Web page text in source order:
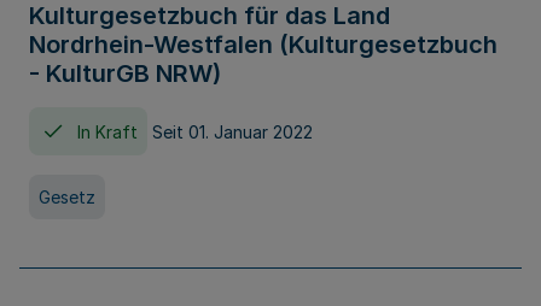
Kulturgesetzbuch für das Land
Nordrhein-Westfalen (Kulturgesetzbuch
- KulturGB NRW)
In Kraft Seit 01. Januar 2022
Gesetz